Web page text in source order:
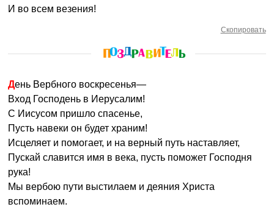
И во всем везения!
Скопировать
День Вербного воскресенья—
Вход Господень в Иерусалим!
С Иисусом пришло спасенье,
Пусть навеки он будет храним!
Исцеляет и помогает, и на верный путь наставляет,
Пускай славится имя в века, пусть поможет Господня
рука!
Мы вербою пути выстилаем и деяния Христа
вспоминаем.